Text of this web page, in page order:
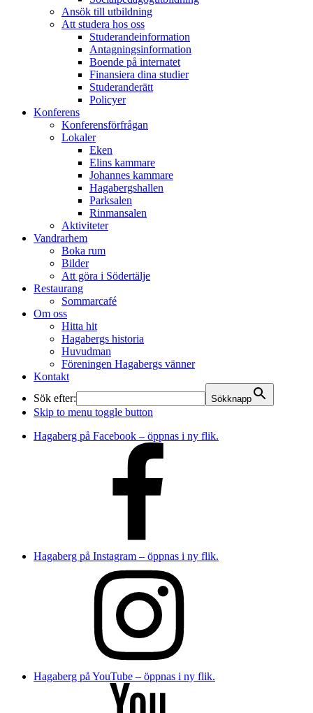
Ansök till utbildning
Att studera hos oss
Studerande­information
Antagningsinformation
Boende på internatet
Finansiera dina studier
Studeranderätt
Policyer
Konferens
Konferens­förfrågan
Lokaler
Eken
Elins kammare
Johannes kammare
Hagabergshallen
Parksalen
Rinmansalen
Aktiviteter
Vandrarhem
Boka rum
Bilder
Att göra i Södertälje
Restaurang
Sommarcafé
Om oss
Hitta hit
Hagabergs historia
Huvudman
Föreningen Hagabergs vänner
Kontakt
Sök efter:
Sökknapp
Skip to menu toggle button
Hagaberg på Facebook – öppnas i ny flik.
Hagaberg på Instagram – öppnas i ny flik.
Hagaberg på YouTube – öppnas i ny flik.